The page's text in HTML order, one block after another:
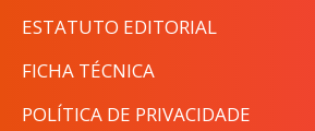
ESTATUTO EDITORIAL
FICHA TÉCNICA
POLÍTICA DE PRIVACIDADE